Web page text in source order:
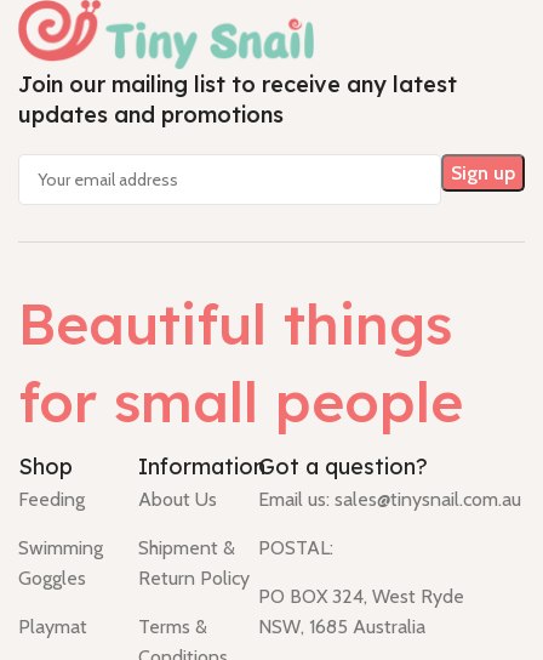
Join our mailing list to receive any latest
updates and promotions
Beautiful things
for small people
Shop
Feeding
Swimming
Goggles
Playmat
Information
About Us
Shipment &
Return Policy
Terms &
Got a question?
Email us: sales@tinysnail.com.au
POSTAL:
PO BOX 324, West Ryde
NSW, 1685 Australia